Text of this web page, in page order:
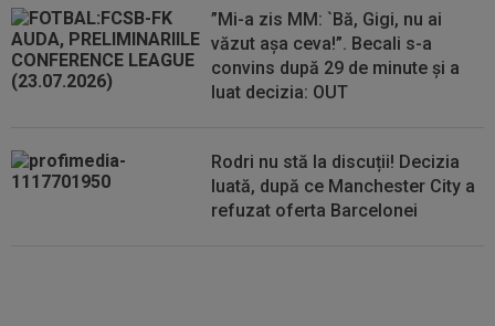
”Mi-a zis MM: `Bă, Gigi, nu ai
văzut așa ceva!”. Becali s-a
convins după 29 de minute și a
luat decizia: OUT
Rodri nu stă la discuții! Decizia
luată, după ce Manchester City a
refuzat oferta Barcelonei